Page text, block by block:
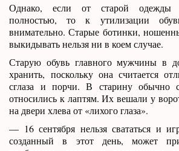
Однако, если от старой одежды
полностью, то к утилизации
внимательно. Старые ботинки,
выкидывать нельзя ни в коем случае.
Старую обувь главного мужчины в
хранить, поскольку она считается
сглаза и порчи. В старину обычно
относились к лаптям. Их вешали у
на двери хлева от «лихого глаза».
— 16 сентября нельзя свататься и
созданный в этот день, может